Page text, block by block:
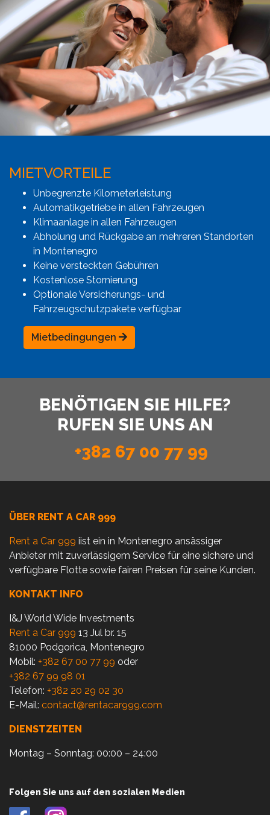
MIETVORTEILE
Unbegrenzte Kilometerleistung
Automatikgetriebe in allen Fahrzeugen
Klimaanlage in allen Fahrzeugen
Abholung und Rückgabe an mehreren Standorten
in Montenegro
Keine versteckten Gebühren
Kostenlose Stornierung
Optionale Versicherungs- und
Fahrzeugschutzpakete verfügbar
Mietbedingungen
BENÖTIGEN SIE HILFE?
RUFEN SIE UNS AN
+382 67 00 77 99
ÜBER RENT A CAR 999
Rent a Car 999 iist ein in Montenegro ansässiger
Anbieter mit zuverlässigem Service für eine sichere und
verfügbare Flotte sowie fairen Preisen für seine Kunden.
KONTAKT INFO
I&J World Wide Investments
Rent a Car 999 13 Jul br. 15
81000 Podgorica, Montenegro
Mobil: +382 67 00 77 99 oder
+382 67 99 98 01
Telefon: +382 20 29 02 30
E-Mail: contact@rentacar999.com
DIENSTZEITEN
Montag – Sonntag: 00:00 – 24:00
Folgen Sie uns auf den sozialen Medien